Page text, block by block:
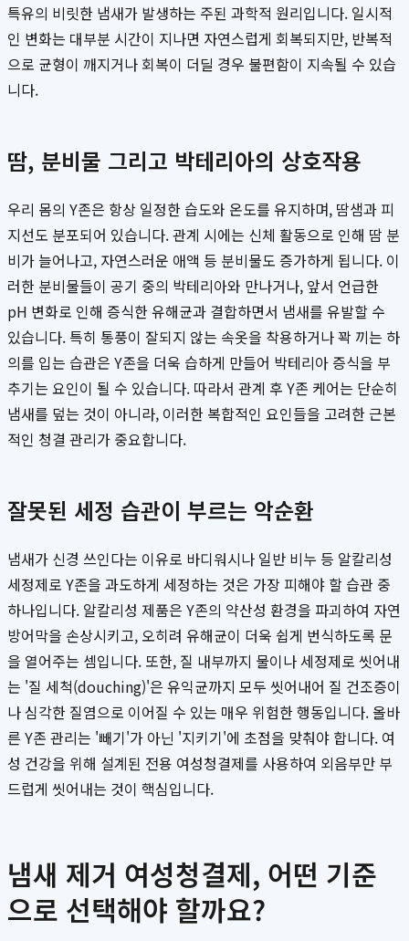
특유의 비릿한 냄새가 발생하는 주된 과학적 원리입니다. 일시적
인 변화는 대부분 시간이 지나면 자연스럽게 회복되지만, 반복적
으로 균형이 깨지거나 회복이 더딜 경우 불편함이 지속될 수 있습
니다.
땀, 분비물 그리고 박테리아의 상호작용
우리 몸의 Y존은 항상 일정한 습도와 온도를 유지하며, 땀샘과 피
지선도 분포되어 있습니다. 관계 시에는 신체 활동으로 인해 땀 분
비가 늘어나고, 자연스러운 애액 등 분비물도 증가하게 됩니다. 이
러한 분비물들이 공기 중의 박테리아와 만나거나, 앞서 언급한
pH 변화로 인해 증식한 유해균과 결합하면서 냄새를 유발할 수
있습니다. 특히 통풍이 잘되지 않는 속옷을 착용하거나 꽉 끼는 하
의를 입는 습관은 Y존을 더욱 습하게 만들어 박테리아 증식을 부
추기는 요인이 될 수 있습니다. 따라서 관계 후 Y존 케어는 단순히
냄새를 덮는 것이 아니라, 이러한 복합적인 요인들을 고려한 근본
적인 청결 관리가 중요합니다.
잘못된 세정 습관이 부르는 악순환
냄새가 신경 쓰인다는 이유로 바디워시나 일반 비누 등 알칼리성
세정제로 Y존을 과도하게 세정하는 것은 가장 피해야 할 습관 중
하나입니다. 알칼리성 제품은 Y존의 약산성 환경을 파괴하여 자연
방어막을 손상시키고, 오히려 유해균이 더욱 쉽게 번식하도록 문
을 열어주는 셈입니다. 또한, 질 내부까지 물이나 세정제로 씻어내
는 '질 세척(douching)'은 유익균까지 모두 씻어내어 질 건조증이
나 심각한 질염으로 이어질 수 있는 매우 위험한 행동입니다. 올바
른 Y존 관리는 '빼기'가 아닌 '지키기'에 초점을 맞춰야 합니다. 여
성 건강을 위해 설계된 전용 여성청결제를 사용하여 외음부만 부
드럽게 씻어내는 것이 핵심입니다.
냄새 제거 여성청결제, 어떤 기준
으로 선택해야 할까요?